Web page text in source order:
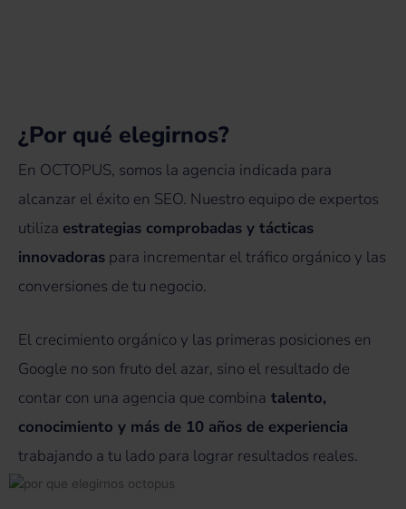
¿Por qué elegirnos?
En OCTOPUS, somos la agencia indicada para
alcanzar el éxito en SEO. Nuestro equipo de expertos
utiliza estrategias comprobadas y tácticas
innovadoras para incrementar el tráfico orgánico y las
conversiones de tu negocio.
El crecimiento orgánico y las primeras posiciones en
Google no son fruto del azar, sino el resultado de
contar con una agencia que combina talento,
conocimiento y más de 10 años de experiencia
trabajando a tu lado para lograr resultados reales.